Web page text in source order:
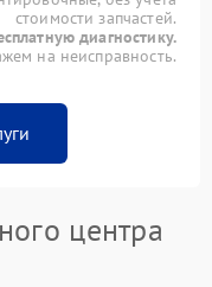
стоимости запчастей.
диагностику.
на неисправность.
центра